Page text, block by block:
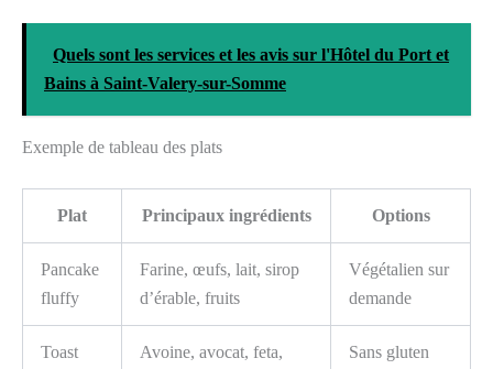
Quels sont les services et les avis sur l'Hôtel du Port et
Bains à Saint-Valery-sur-Somme
Exemple de tableau des plats
Plat Principaux ingrédients Options
Pancake
fluffy
Farine, œufs, lait, sirop
d’érable, fruits
Végétalien sur
demande
Toast
Avoine, avocat, feta,
Sans gluten